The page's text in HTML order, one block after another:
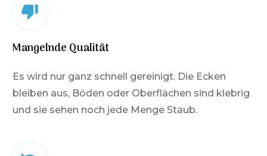
Mangelnde Qualität
Es wird nur ganz schnell gereinigt. Die Ecken
bleiben aus, Böden oder Oberflächen sind klebrig
und sie sehen noch jede Menge Staub.